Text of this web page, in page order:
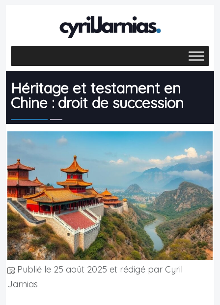
Héritage et testament en
Chine : droit de succession
Publié le 25 août 2025 et rédigé par Cyril
Jarnias